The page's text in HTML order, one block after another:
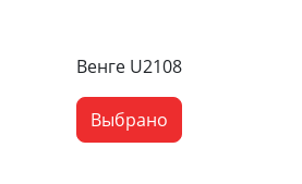
Венге U2108
Выбрано